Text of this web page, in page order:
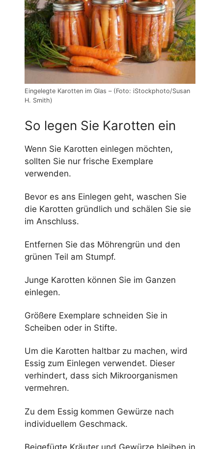
Eingelegte Karotten im Glas – (Foto: iStockphoto/Susan
H. Smith)
So legen Sie Karotten ein
Wenn Sie Karotten einlegen möchten,
sollten Sie nur frische Exemplare
verwenden.
Bevor es ans Einlegen geht, waschen Sie
die Karotten gründlich und schälen Sie sie
im Anschluss.
Entfernen Sie das Möhrengrün und den
grünen Teil am Stumpf.
Junge Karotten können Sie im Ganzen
einlegen.
Größere Exemplare schneiden Sie in
Scheiben oder in Stifte.
Um die Karotten haltbar zu machen, wird
Essig zum Einlegen verwendet. Dieser
verhindert, dass sich Mikroorganismen
vermehren.
Zu dem Essig kommen Gewürze nach
individuellem Geschmack.
Beigefügte Kräuter und Gewürze bleiben in